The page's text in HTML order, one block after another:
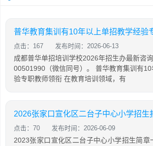
点击：167 发布时间：2026-06-13
成都普华单招培训学校2026年招生办最新咨
00501990（微信同号）。 普华教育集训有
验专职教师领衔 在教育培训领域，有
2026张家口宣化区二台子中心小学招生
点击：70 发布时间：2026-06-09
2023张家口宣化区二台子中心小学招生简章